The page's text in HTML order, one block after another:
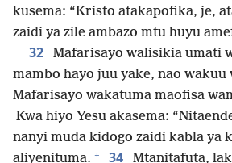
kusema: “Kristo atakapofika, je,
zaidi ya zile ambazo mtu huyu
32
Mafarisayo walisikia umati
mambo hayo juu yake, nao wakuu
Mafarisayo wakatuma maofisa
Kwa hiyo Yesu akasema:
nanyi muda kidogo zaidi kabla ya
aliyenituma. + 34 Mtanitafuta,